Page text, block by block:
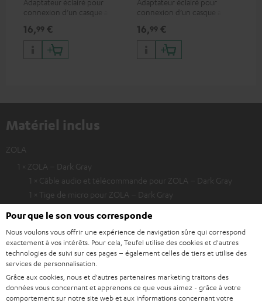
Adaptateur éclairé pour
connexion d’un casque audio
audio disposant d’une
connexion jack 3,5-mm,
iPhone, iPad, iPod etc.,
certifié MFI 100% compatible
16,99 €
Adaptateur éclairé pour
connexion d’un casque audio
audio disposant d’une
connexion jack 3,5-mm,
iPhone, iPad, iPod etc.,
certifié MFI 100% compatible
16,99 €
Matériel inclus
ZOLA
1 × ZOLA – Dark Gray
1 × Câble audio et télécommande pour ZOLA – Dark Gray
1 × Tige de micro pour ZOLA – Dark Gray
1 × Coussinets (paire) & bonnette pour ZOLA – Dark Gray
1 × Coques pour ZOLA (paire) – Dark Gray
1 × Boîte de rangement pour ZOLA
Pour que le son vous corresponde
Nous voulons vous offrir une expérience de navigation sûre qui correspond
exactement à vos intérêts. Pour cela, Teufel utilise des cookies et d'autres
technologies de suivi sur ces pages – également celles de tiers et utilise des
services de personnalisation.
Grâce aux cookies, nous et d'autres partenaires marketing traitons des
données vous concernant et apprenons ce que vous aimez - grâce à votre
comportement sur notre site web et aux informations concernant votre